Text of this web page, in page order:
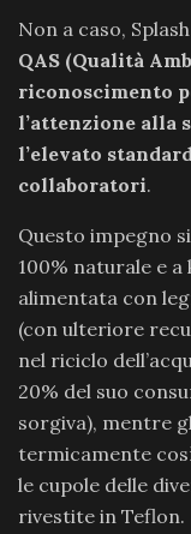
Non a caso,
QAS (Qualità
riconoscimento
l’attenzione alla
l’elevato
collaboratori.
Questo impegno
100% naturale e
alimentata con
(con ulteriore
nel riciclo
20% del suo
sorgiva), mentre
termicamente
le cupole delle
rivestite in Teflon.